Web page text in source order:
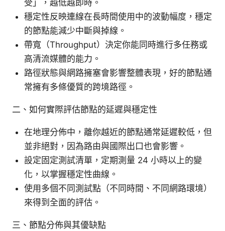
受」，越低越即時。
穩定性反映連線在長時間使用中的波動幅度，穩定
的節點能減少中斷與掉線。
帶寬（Throughput）決定你能同時進行多任務或
高清流媒體的能力。
路徑狀態與網路擁塞會影響整體表現，好的節點通
常擁有多條優質的跨境路徑。
二、如何實際評估節點的延遲與穩定性
在地理分佈中，離你越近的節點通常延遲較低，但
並非絕對，因為路由與國際出口也會影響。
設定固定測試清單，定期測量 24 小時以上的變
化，以掌握穩定性曲線。
使用多個不同測試點（不同時間、不同網路環境）
來得到全面的評估。
三、節點分佈與其優缺點